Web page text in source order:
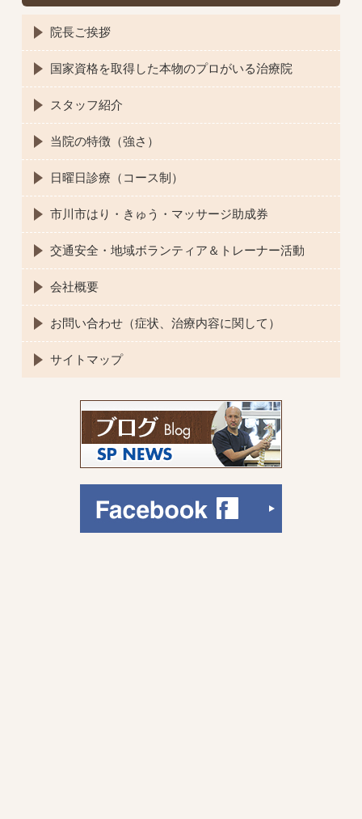
院長ご挨拶
国家資格を取得した本物のプロがいる治療院
スタッフ紹介
当院の特徴（強さ）
日曜日診療（コース制）
市川市はり・きゅう・マッサージ助成券
交通安全・地域ボランティア＆トレーナー活動
会社概要
お問い合わせ（症状、治療内容に関して）
サイトマップ